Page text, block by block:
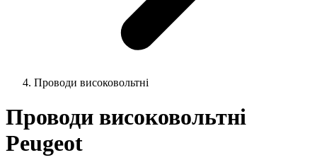
Проводи високовольтні
Проводи високовольтні
Peugeot